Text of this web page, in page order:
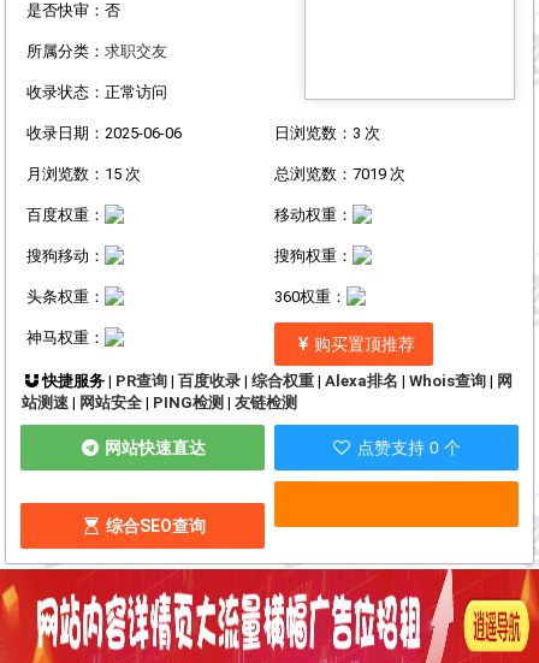
是否快审：否
所属分类： 求职交友
收录状态：正常访问
收录日期：2025-06-06 日浏览数：3 次
月浏览数：15 次 总浏览数：7019 次
百度权重： 移动权重：
搜狗移动： 搜狗权重：
头条权重： 360权重：
神马权重： 购买置顶推荐
快捷服务 | PR查询| 百度收录| 综合权重| Alexa排名 | Whois查询| 网
站测速 | 网站安全 | PING检测 | 友链检测
网站快速直达 点赞支持 0 个
综合SEO查询